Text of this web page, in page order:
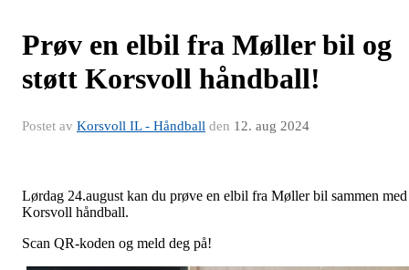
Prøv en elbil fra Møller bil og
støtt Korsvoll håndball!
Postet av Korsvoll IL - Håndball den 12. aug 2024
Lørdag 24.august kan du prøve en elbil fra Møller bil sammen med
Korsvoll håndball.
Scan QR-koden og meld deg på!